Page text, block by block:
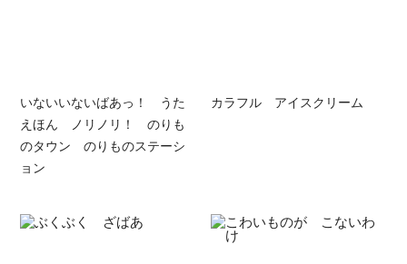
いないいないばあっ！ うた
えほん ノリノリ！ のりも
のタウン のりものステーシ
ョン
カラフル アイスクリーム